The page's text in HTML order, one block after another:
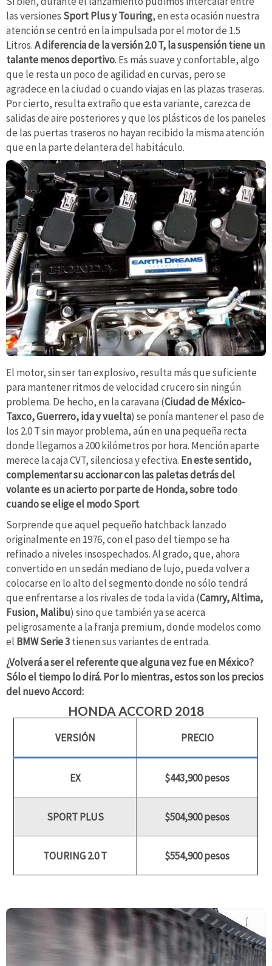
las versiones Sport Plus y Touring, en esta ocasión nuestra
atención se centró en la impulsada por el motor de 1.5
Litros.A diferencia de la versión 2.0 T, la suspensión tiene un
talante menos deportivo. Es más suave y confortable, algo
que le resta un poco de agilidad en curvas, pero se
agradece en la ciudad o cuando viajas en las plazas traseras.
Por cierto, resulta extraño que esta variante, carezca de
salidas de aire posteriores y que los plásticos de los paneles
de las puertas traseros no hayan recibido la misma atención
que en la parte delantera del habitáculo.
El motor, sin ser tan explosivo, resulta más que suficiente
para mantener ritmos de velocidad crucero sin ningún
problema. De hecho, en la caravana (Ciudad de México-
Taxco, Guerrero, ida y vuelta) se ponía mantener el paso de
los 2.0 T sin mayor problema, aún en una pequeña recta
donde llegamos a 200 kilómetros por hora. Mención aparte
merece la caja CVT, silenciosa y efectiva. En este sentido,
complementar su accionar con las paletas detrás del
volante es un acierto por parte de Honda, sobre todo
cuando se elige el modo Sport.
Sorprende que aquel pequeño hatchback lanzado
originalmente en 1976, con el paso del tiempo se ha
refinado a niveles insospechados. Al grado, que, ahora
convertido en un sedán mediano de lujo, pueda volver a
colocarse en lo alto del segmento donde no sólo tendrá
que enfrentarse a los rivales de toda la vida (Camry, Altima,
Fusion, Malibu) sino que también ya se acerca
peligrosamente a la franja premium, donde modelos como
el BMW Serie 3tienen sus variantes de entrada.
¿Volverá a ser el referente que alguna vez fue en México?
Sólo el tiempo lo dirá. Por lo mientras, estos son los precios
del nuevo Accord:
HONDA ACCORD 2018
VERSIÓN PRECIO
EX $443,900 pesos
SPORT PLUS $504,900 pesos
TOURING 2.0 T $554,900 pesos